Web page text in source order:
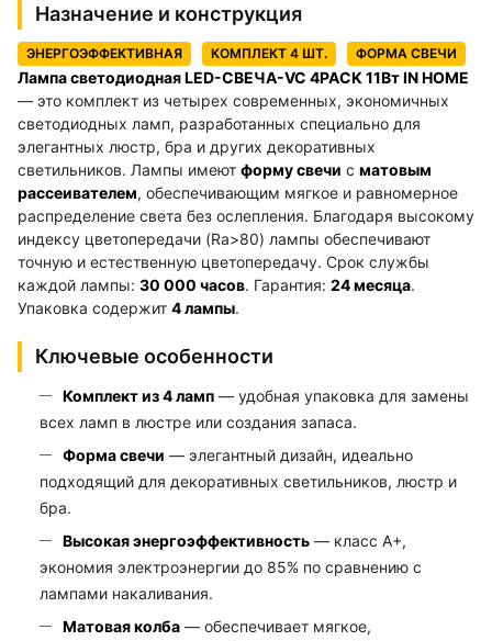
Назначение и конструкция
ЭНЕРГОЭФФЕКТИВНАЯ КОМПЛЕКТ 4 ШТ. ФОРМА СВЕЧИ
Лампа светодиодная LED-СВЕЧА-VC 4PACK 11Вт IN HOME
— это комплект из четырех современных, экономичных
светодиодных ламп, разработанных специально для
элегантных люстр, бра и других декоративных
светильников. Лампы имеют форму свечи с матовым
рассеивателем, обеспечивающим мягкое и равномерное
распределение света без ослепления. Благодаря высокому
индексу цветопередачи (Ra>80) лампы обеспечивают
точную и естественную цветопередачу. Срок службы
каждой лампы: 30 000 часов. Гарантия: 24 месяца.
Упаковка содержит 4 лампы.
Ключевые особенности
Комплект из 4 ламп — удобная упаковка для замены
всех ламп в люстре или создания запаса.
Форма свечи — элегантный дизайн, идеально
подходящий для декоративных светильников, люстр и
бра.
Высокая энергоэффективность — класс A+,
экономия электроэнергии до 85% по сравнению с
лампами накаливания.
Матовая колба — обеспечивает мягкое,